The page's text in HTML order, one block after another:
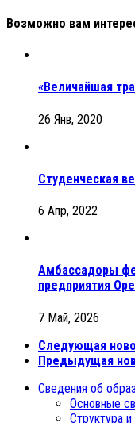
Возможно вам
«Величайшая
26 Янв, 2020
Студенческая
6 Апр, 2022
Амбассадоры
предприятия
7 Май, 2026
Следующая
Предыдущая
Сведения об
Основные
Структура